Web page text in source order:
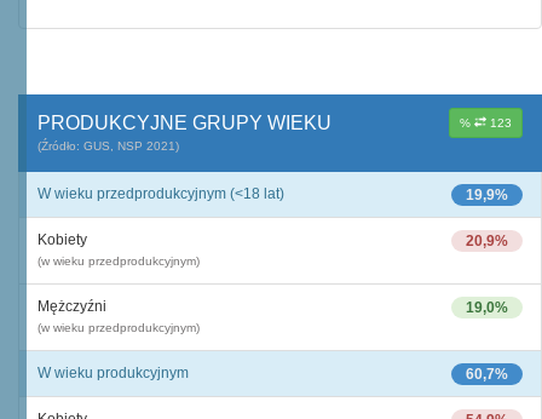
% 123
PRODUKCYJNE GRUPY WIEKU
(Źródło: GUS, NSP 2021)
19,9%
W wieku przedprodukcyjnym (<18 lat)
20,9%
Kobiety
(w wieku przedprodukcyjnym)
19,0%
Mężczyźni
(w wieku przedprodukcyjnym)
60,7%
W wieku produkcyjnym